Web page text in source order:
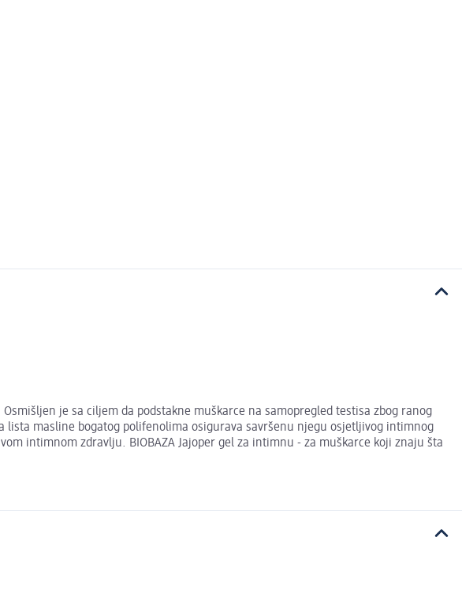
je sa ciljem da podstakne muškarce na samopregled testisa zbog ranog
masline bogatog polifenolima osigurava savršenu njegu osjetljivog intimnog
intimnom zdravlju. BIOBAZA Jajoper gel za intimnu - za muškarce koji znaju šta